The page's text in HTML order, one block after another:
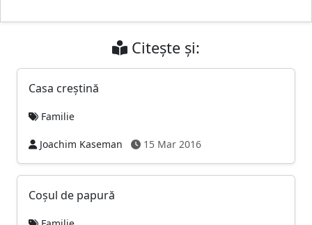
Citește și:
Casa creştină
Familie
Joachim Kaseman 15 Mar 2016
Coşul de papură